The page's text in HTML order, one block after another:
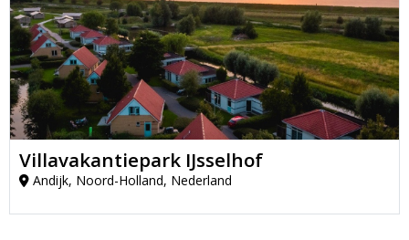
Villavakantiepark IJsselhof
Andijk, Noord-Holland, Nederland